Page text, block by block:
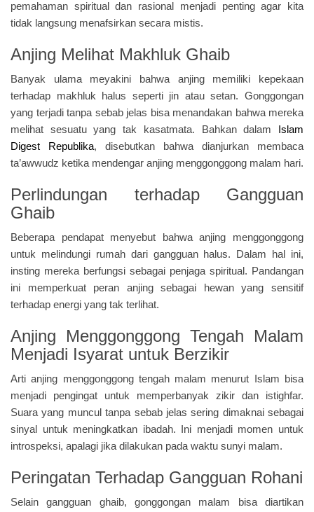
pemahaman spiritual dan rasional menjadi penting agar kita
tidak langsung menafsirkan secara mistis.
Anjing Melihat Makhluk Ghaib
Banyak ulama meyakini bahwa anjing memiliki kepekaan
terhadap makhluk halus seperti jin atau setan. Gonggongan
yang terjadi tanpa sebab jelas bisa menandakan bahwa mereka
melihat sesuatu yang tak kasatmata. Bahkan dalam
Islam
Digest Republika, disebutkan bahwa dianjurkan membaca
ta’awwudz ketika mendengar anjing menggonggong malam hari.
Perlindungan terhadap Gangguan
Ghaib
Beberapa pendapat menyebut bahwa anjing menggonggong
untuk melindungi rumah dari gangguan halus. Dalam hal ini,
insting mereka berfungsi sebagai penjaga spiritual. Pandangan
ini memperkuat peran anjing sebagai hewan yang sensitif
terhadap energi yang tak terlihat.
Anjing Menggonggong Tengah Malam
Menjadi Isyarat untuk Berzikir
Arti anjing menggonggong tengah malam menurut Islam bisa
menjadi pengingat untuk memperbanyak zikir dan istighfar.
Suara yang muncul tanpa sebab jelas sering dimaknai sebagai
sinyal untuk meningkatkan ibadah. Ini menjadi momen untuk
introspeksi, apalagi jika dilakukan pada waktu sunyi malam.
Peringatan Terhadap Gangguan Rohani
Selain gangguan ghaib, gonggongan malam bisa diartikan